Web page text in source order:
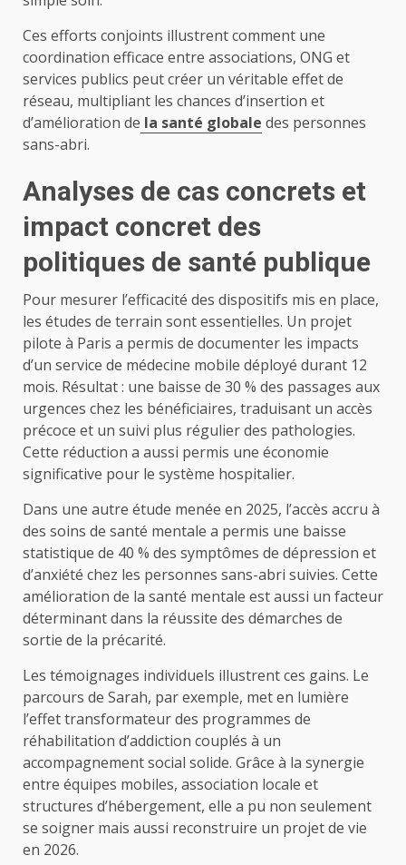
Ces efforts conjoints illustrent comment une
coordination efficace entre associations, ONG et
services publics peut créer un véritable effet de
réseau, multipliant les chances d’insertion et
d’amélioration de la santé globale des personnes
sans-abri.
Analyses de cas concrets et
impact concret des
politiques de santé publique
Pour mesurer l’efficacité des dispositifs mis en place,
les études de terrain sont essentielles. Un projet
pilote à Paris a permis de documenter les impacts
d’un service de médecine mobile déployé durant 12
mois. Résultat : une baisse de 30 % des passages aux
urgences chez les bénéficiaires, traduisant un accès
précoce et un suivi plus régulier des pathologies.
Cette réduction a aussi permis une économie
significative pour le système hospitalier.
Dans une autre étude menée en 2025, l’accès accru à
des soins de santé mentale a permis une baisse
statistique de 40 % des symptômes de dépression et
d’anxiété chez les personnes sans-abri suivies. Cette
amélioration de la santé mentale est aussi un facteur
déterminant dans la réussite des démarches de
sortie de la précarité.
Les témoignages individuels illustrent ces gains. Le
parcours de Sarah, par exemple, met en lumière
l’effet transformateur des programmes de
réhabilitation d’addiction couplés à un
accompagnement social solide. Grâce à la synergie
entre équipes mobiles, association locale et
structures d’hébergement, elle a pu non seulement
se soigner mais aussi reconstruire un projet de vie
en 2026.